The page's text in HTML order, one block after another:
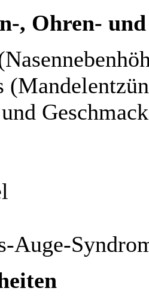
, Ohren-
Auge-